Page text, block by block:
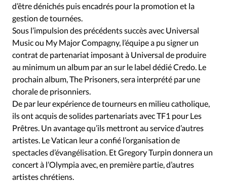
d’être dénichés puis encadrés pour la promotion et la
gestion de tournées.
Sous l’impulsion des précédents succès avec Universal
Music ou My Major Compagny, l’équipe a pu signer un
contrat de partenariat imposant à Universal de produire
au minimum un album par an sur le label dédié Credo. Le
prochain album, The Prisoners, sera interprété par une
chorale de prisonniers.
De par leur expérience de tourneurs en milieu catholique,
ils ont acquis de solides partenariats avec TF1 pour Les
Prêtres. Un avantage qu’ils mettront au service d’autres
artistes. Le Vatican leur a confié l’organisation de
spectacles d’évangélisation. Et Gregory Turpin donnera un
concert à l’Olympia avec, en première partie, d’autres
artistes chrétiens.